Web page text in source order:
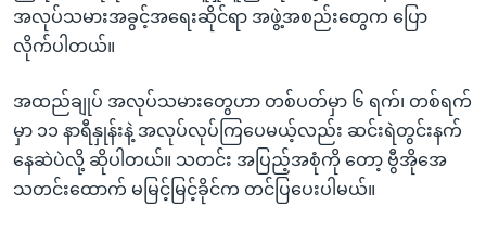
သို့
ကျော်
အလုပ်သမားအခွင့်အရေးဆိုင်ရာ အဖွဲ့အစည်းတွေက ပြော
လိုက်ပါတယ်။
အထည်ချုပ် အလုပ်သမားတွေဟာ တစ်ပတ်မှာ ၆ ရက်၊ တစ်ရက်
မှာ ၁၁ နာရီနှုန်းနဲ့ အလုပ်လုပ်ကြပေမယ့်လည်း ဆင်းရဲတွင်းနက်
နေဆဲပဲလို့ ဆိုပါတယ်။ သတင်း အပြည့်အစုံကို တော့ ဗွီအိုအေ
သတင်းထောက် မမြင့်မြင့်ခိုင်က တင်ပြပေးပါမယ်။